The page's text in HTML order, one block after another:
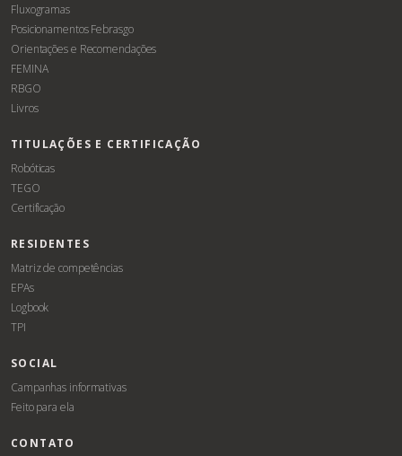
Fluxogramas
Posicionamentos Febrasgo
Orientações e Recomendações
FEMINA
RBGO
Livros
TITULAÇÕES E CERTIFICAÇÃO
Robóticas
TEGO
Certificação
RESIDENTES
Matriz de competências
EPAs
Logbook
TPI
SOCIAL
Campanhas informativas
Feito para ela
CONTATO